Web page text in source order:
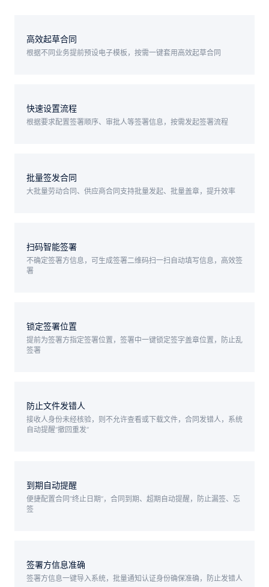
高效起草合同
根据不同业务提前预设电子模板，按需一键套用高效起草合同
快速设置流程
根据要求配置签署顺序、审批人等签署信息，按需发起签署流程
批量签发合同
大批量劳动合同、供应商合同支持批量发起、批量盖章，提升效率
扫码智能签署
不确定签署方信息，可生成签署二维码扫一扫自动填写信息，高效签
署
锁定签署位置
提前为签署方指定签署位置，签署中一键锁定签字盖章位置，防止乱
签署
防止文件发错人
接收人身份未经核验，则不允许查看或下载文件，合同发错人，系统
自动提醒“撤回重发”
到期自动提醒
便捷配置合同“终止日期”，合同到期、超期自动提醒，防止漏签、忘
签
签署方信息准确
签署方信息一键导入系统，批量通知认证身份确保准确，防止发错人